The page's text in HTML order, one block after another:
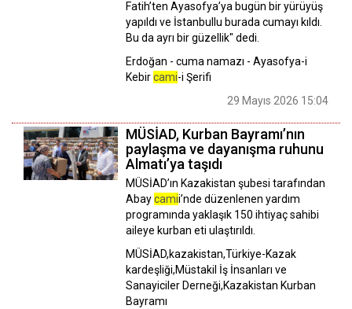
Fatih’ten Ayasofya’ya bugün bir yürüyüş
yapıldı ve İstanbullu burada cumayı kıldı.
Bu da ayrı bir güzellik" dedi.
Erdoğan - cuma namazı - Ayasofya-i
Kebircami-i Şerifi
29 Mayıs 2026 15:04
MÜSİAD, Kurban Bayramı’nın
paylaşma ve dayanışma ruhunu
Almatı’ya taşıdı
MÜSİAD’ın Kazakistan şubesi tarafından
Abaycamii’nde düzenlenen yardım
programında yaklaşık 150 ihtiyaç sahibi
aileye kurban eti ulaştırıldı.
MÜSİAD,kazakistan,Türkiye-Kazak
kardeşliği,Müstakil İş İnsanları ve
Sanayiciler Derneği,Kazakistan Kurban
Bayramı